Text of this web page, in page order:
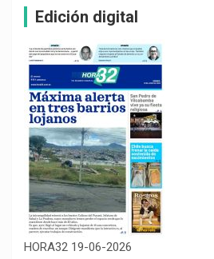
Edición digital
HORA32 19-06-2026